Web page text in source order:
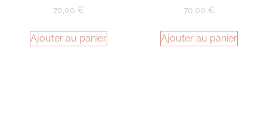
70,00 €
Ajouter au panier
70,00 €
Ajouter au panier